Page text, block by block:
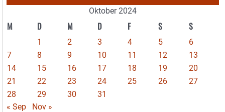
Oktober 2024
M D M D F S S
1 2 3 4 5
6
7
8 9 10 11 12
13
14
15 16 17 18 19
20
21
22 23 24 25 26
27
28
29 30
31
« Sep
Nov »